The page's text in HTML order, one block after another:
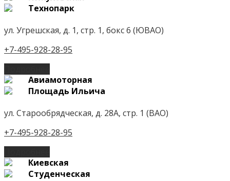
Технопарк
ул. Угрешская, д. 1, стр. 1, бокс 6 (ЮВАО)
+7-495-928-28-95
Авиамоторная
Площадь Ильича
ул. Старообрядческая, д. 28А, стр. 1 (ВАО)
+7-495-928-28-95
Киевская
Студенческая